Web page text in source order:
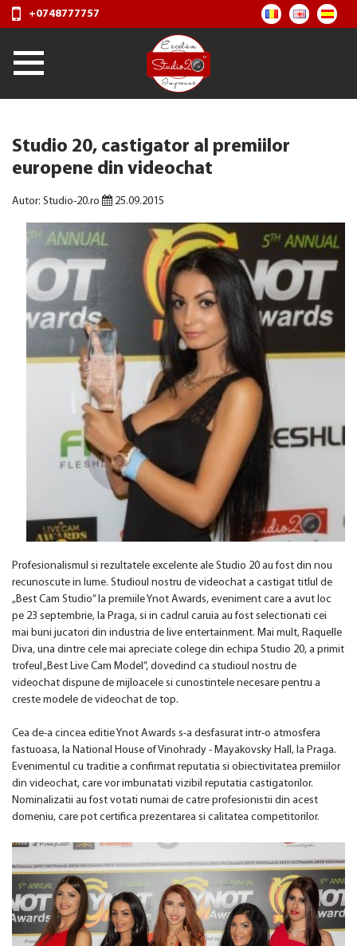
+0748777757
Studio 20, castigator al premiilor
europene din videochat
Autor: Studio-20.ro 25.09.2015
Profesionalismul si rezultatele excelente ale Studio 20 au fost din nou
recunoscute in lume. Studioul nostru de videochat a castigat titlul de
„Best Cam Studio” la premiile Ynot Awards, eveniment care a avut loc
pe 23 septembrie, la Praga, si in cadrul caruia au fost selectionati cei
mai buni jucatori din industria de live entertainment. Mai mult, Raquelle
Diva, una dintre cele mai apreciate colege din echipa Studio 20, a primit
trofeul „Best Live Cam Model”, dovedind ca studioul nostru de
videochat dispune de mijloacele si cunostintele necesare pentru a
creste modele de videochat de top.
Cea de-a cincea editie Ynot Awards s-a desfasurat intr-o atmosfera
fastuoasa, la National House of Vinohrady - Mayakovsky Hall, la Praga.
Evenimentul cu traditie a confirmat reputatia si obiectivitatea premiilor
din videochat, care vor imbunatati vizibil reputatia castigatorilor.
Nominalizatii au fost votati numai de catre profesionistii din acest
domeniu, care pot certifica prezentarea si calitatea competitorilor.